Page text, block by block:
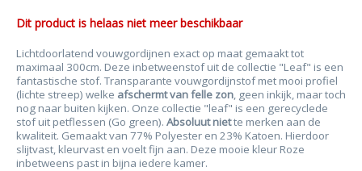
Dit product is helaas niet meer beschikbaar
Lichtdoorlatend vouwgordijnen exact op maat gemaakt tot
maximaal 300cm. Deze inbetweenstof uit de collectie "Leaf" is een
fantastische stof. Transparante vouwgordijnstof met mooi profiel
(lichte streep) welke afschermt vanfelle zon, geen inkijk, maar toch
nog naar buiten kijken. Onze collectie "leaf" is een gerecyclede
stof uit petflessen (Go green). Absoluut niette merken aan de
kwaliteit. Gemaakt van 77% Polyester en 23% Katoen. Hierdoor
slijtvast, kleurvast en voelt fijn aan. Deze mooie kleur Roze
inbetweens past in bijna iedere kamer.